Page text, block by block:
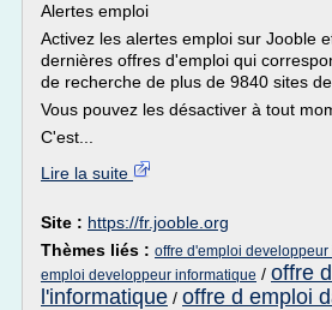
Alertes emploi
Activez les alertes emploi sur Jooble
dernières offres d'emploi qui
de recherche de plus de 9840 sites
Vous pouvez les désactiver à tout
C'est...
Lire la suite
Site : https://fr.jooble.org
Thèmes liés : offre d'emploi developpeur
emploi developpeur informatique / offre
l'informatique / offre d emploi